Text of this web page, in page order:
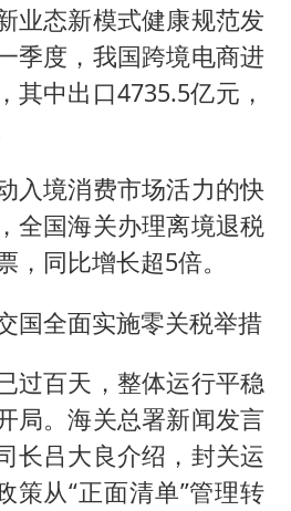
业态新模式健康规范发
季度，我国跨境电商进
其中出口4735.5亿元，
入境消费市场活力的快
全国海关办理离境退税
，同比增长超5倍。
国全面实施零关税举措
过百天，整体运行平稳
局。海关总署新闻发言
长吕大良介绍，封关运
策从“正面清单”管理转